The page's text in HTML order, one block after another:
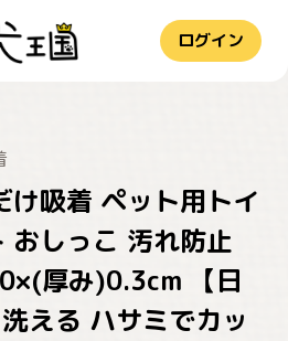
ログイン
け吸着 ペット用トイ
おしっこ 汚れ防止
厚み)0.3cm 【日
える ハサミでカッ